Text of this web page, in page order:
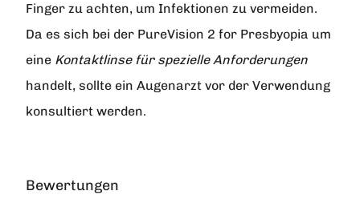
Finger zu achten, um Infektionen zu vermeiden.
Da es sich bei der PureVision 2 for Presbyopia um
eine Kontaktlinse für spezielle Anforderungen
handelt, sollte ein Augenarzt vor der Verwendung
konsultiert werden.
Bewertungen